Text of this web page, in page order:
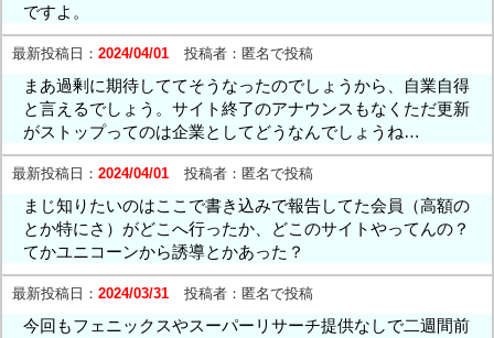
ですよ。
最新投稿日： 2024/04/01 投稿者： 匿名で投稿
まあ過剰に期待しててそうなったのでしょうから、自業自得
と言えるでしょう。サイト終了のアナウンスもなくただ更新
がストップってのは企業としてどうなんでしょうね…
最新投稿日： 2024/04/01 投稿者： 匿名で投稿
まじ知りたいのはここで書き込みで報告してた会員（高額の
とか特にさ）がどこへ行ったか、どこのサイトやってんの？
てかユニコーンから誘導とかあった？
最新投稿日： 2024/03/31 投稿者： 匿名で投稿
今回もフェニックスやスーパーリサーチ提供なしで二週間前